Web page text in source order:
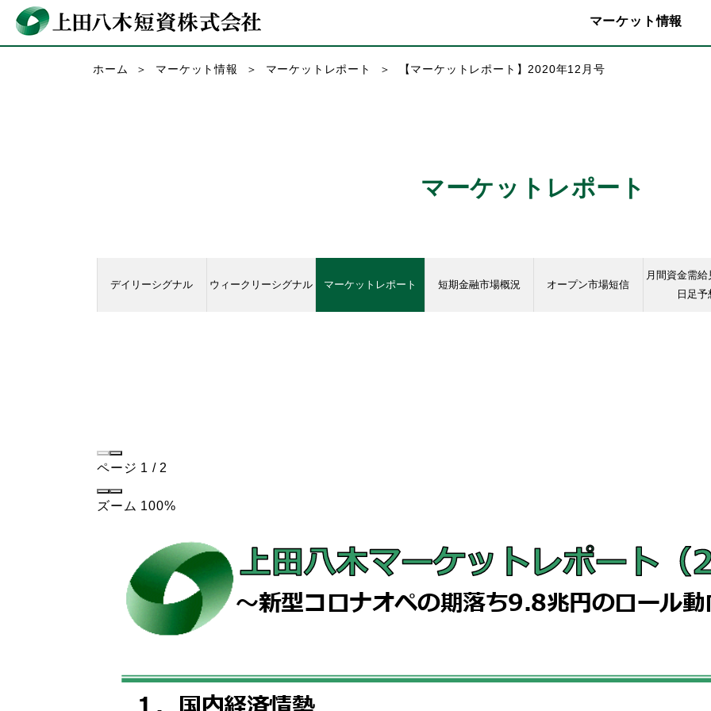
マーケット情報
ホーム マーケット情報 マーケットレポート 【マーケットレポート】2020年12月号
マーケットレポート
デイリーシグナル ウィークリーシグナル マーケットレポート 短期金融市場概況 オープン市場短信
月間資金需給
日足予
ページ 1 / 2
ズーム 100%